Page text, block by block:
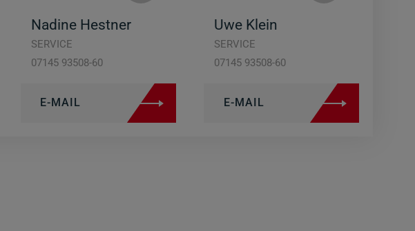
Nadine Hestner
SERVICE
07145 93508-60
E-MAIL
Uwe Klein
SERVICE
07145 93508-60
E-MAIL